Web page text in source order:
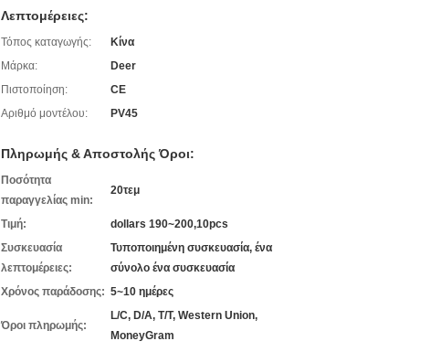
Λεπτομέρειες:
Τόπος καταγωγής:
Κίνα
Μάρκα:
Deer
Πιστοποίηση:
CE
Αριθμό μοντέλου:
PV45
Πληρωμής & Αποστολής Όροι:
Ποσότητα
παραγγελίας min:
20τεμ
Τιμή:
dollars 190~200,10pcs
Συσκευασία
λεπτομέρειες:
Τυποποιημένη συσκευασία, ένα
σύνολο ένα συσκευασία
Χρόνος παράδοσης: 5~10 ημέρες
Όροι πληρωμής:
L/C, D/A, T/T, Western Union,
MoneyGram